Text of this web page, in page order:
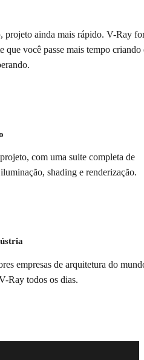
projeto ainda mais rápido. V-Ray
que você passe mais tempo criando
com uma suite completa de
shading e renderização.
empresas de arquitetura do
Ray todos os dias.